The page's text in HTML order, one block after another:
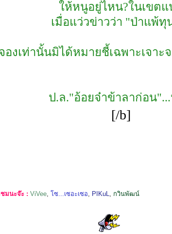
ให้หนูอยู่ไหน?ในเขตแ
เมื่อแว่วข่าวว่า "ป่าแพ้ทุ
งเท่านั้นมิได้หมายชี้เฉพาะเจา
ป.ล."อ้อยจ๋าข้าลาก่อน
[/b]
มนะจ๊ะ : ViVee,โซ...เซอะเซอ, PIKuL, กวินพัฒน์